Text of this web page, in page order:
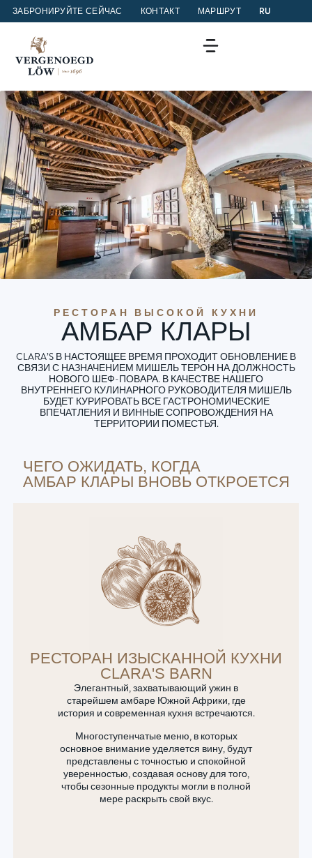
ЗАБРОНИРУЙТЕ СЕЙЧАС КОНТАКТ МАРШРУТ RU
РЕСТОРАН ВЫСОКОЙ КУХНИ
АМБАР КЛАРЫ
CLARA’S В НАСТОЯЩЕЕ ВРЕМЯ ПРОХОДИТ ОБНОВЛЕНИЕ В
СВЯЗИ С НАЗНАЧЕНИЕМ МИШЕЛЬ ТЕРОН НА ДОЛЖНОСТЬ
НОВОГО ШЕФ-ПОВАРА. В КАЧЕСТВЕ НАШЕГО
ВНУТРЕННЕГО КУЛИНАРНОГО РУКОВОДИТЕЛЯ МИШЕЛЬ
БУДЕТ КУРИРОВАТЬ ВСЕ ГАСТРОНОМИЧЕСКИЕ
ВПЕЧАТЛЕНИЯ И ВИННЫЕ СОПРОВОЖДЕНИЯ НА
ТЕРРИТОРИИ ПОМЕСТЬЯ.
ЧЕГО ОЖИДАТЬ, КОГДА
АМБАР КЛАРЫ ВНОВЬ ОТКРОЕТСЯ
РЕСТОРАН ИЗЫСКАННОЙ КУХНИ
CLARA'S BARN
Элегантный, захватывающий ужин в
старейшем амбаре Южной Африки, где
история и современная кухня встречаются.
Многоступенчатые меню, в которых
основное внимание уделяется вину, будут
представлены с точностью и спокойной
уверенностью, создавая основу для того,
чтобы сезонные продукты могли в полной
мере раскрыть свой вкус.